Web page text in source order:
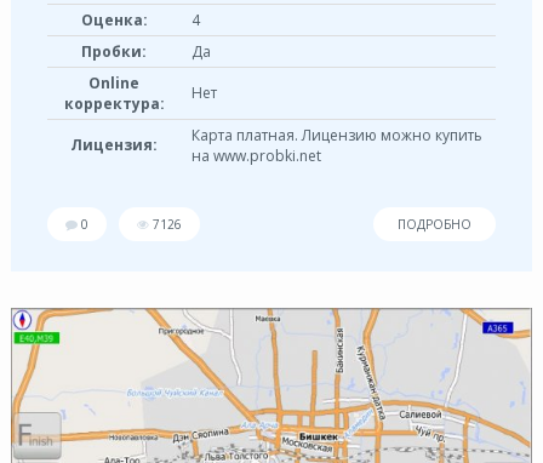
Оценка:
4
Пробки:
Да
Online
корректура:
Нет
Лицензия:
Карта платная. Лицензию можно купить
на www.probki.net
0 7126 ПОДРОБНО